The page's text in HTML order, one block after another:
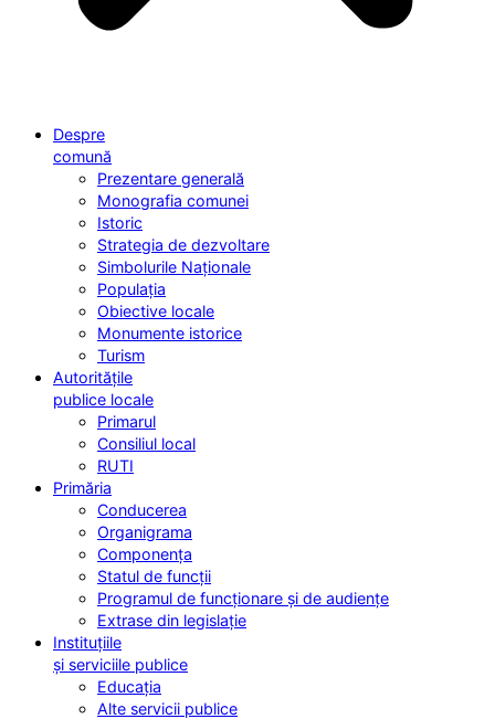
Despre
comună
Prezentare generală
Monografia comunei
Istoric
Strategia de dezvoltare
Simbolurile Naționale
Populația
Obiective locale
Monumente istorice
Turism
Autoritățile
publice locale
Primarul
Consiliul local
RUTI
Primăria
Conducerea
Organigrama
Componența
Statul de funcții
Programul de funcționare și de audiențe
Extrase din legislație
Instituțiile
și serviciile publice
Educația
Alte servicii publice